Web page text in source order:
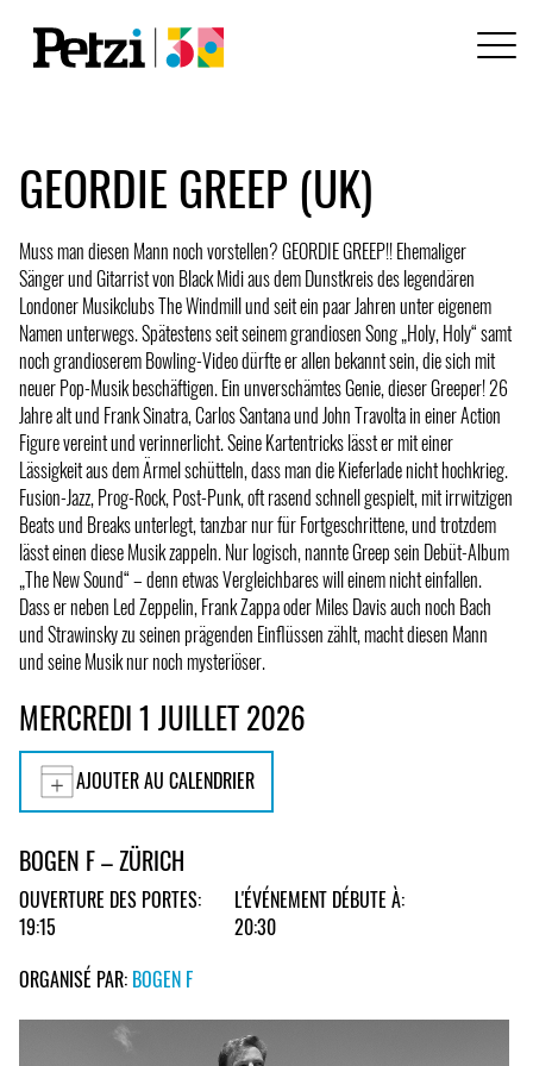
GEORDIE GREEP (UK)
Muss man diesen Mann noch vorstellen? GEORDIE GREEP!! Ehemaliger
Sänger und Gitarrist von Black Midi aus dem Dunstkreis des legendären
Londoner Musikclubs The Windmill und seit ein paar Jahren unter eigenem
Namen unterwegs. Spätestens seit seinem grandiosen Song „Holy, Holy“ samt
noch grandioserem Bowling-Video dürfte er allen bekannt sein, die sich mit
neuer Pop-Musik beschäftigen. Ein unverschämtes Genie, dieser Greeper! 26
Jahre alt und Frank Sinatra, Carlos Santana und John Travolta in einer Action
Figure vereint und verinnerlicht. Seine Kartentricks lässt er mit einer
Lässigkeit aus dem Ärmel schütteln, dass man die Kieferlade nicht hochkrieg.
Fusion-Jazz, Prog-Rock, Post-Punk, oft rasend schnell gespielt, mit irrwitzigen
Beats und Breaks unterlegt, tanzbar nur für Fortgeschrittene, und trotzdem
lässt einen diese Musik zappeln. Nur logisch, nannte Greep sein Debüt-Album
„The New Sound“ – denn etwas Vergleichbares will einem nicht einfallen.
Dass er neben Led Zeppelin, Frank Zappa oder Miles Davis auch noch Bach
und Strawinsky zu seinen prägenden Einflüssen zählt, macht diesen Mann
und seine Musik nur noch mysteriöser.
MERCREDI 1 JUILLET 2026
AJOUTER AU CALENDRIER
BOGEN F – ZÜRICH
OUVERTURE DES PORTES:
19:15
L'ÉVÉNEMENT DÉBUTE À:
20:30
ORGANISÉ PAR: BOGEN F